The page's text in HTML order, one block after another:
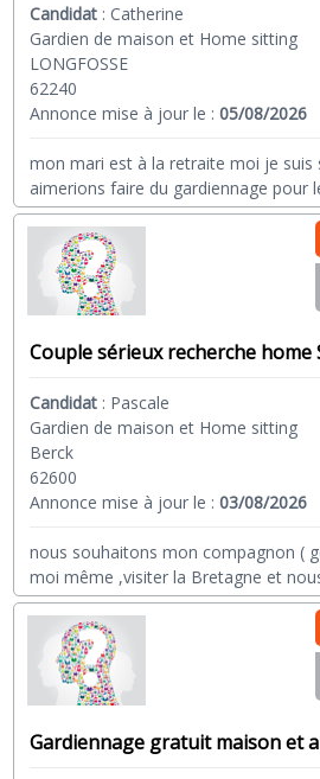
Candidat : Catherine
Gardien de maison et Home sitting
LONGFOSSE
62240
Annonce mise à jour le :05/08/2026
mon mari est à la retraite moi je suis
aimerions faire du gardiennage pour
Couple sérieux recherche
Candidat : Pascale
Gardien de maison et Home sitting
Berck
62600
Annonce mise à jour le :03/08/2026
nous souhaitons mon compagnon (
moi même ,visiter la Bretagne et
Gardiennage gratuit maison et